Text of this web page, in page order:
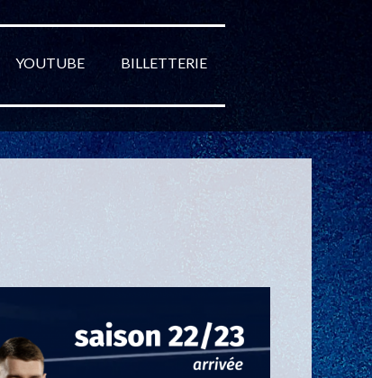
YOUTUBE BILLETTERIE